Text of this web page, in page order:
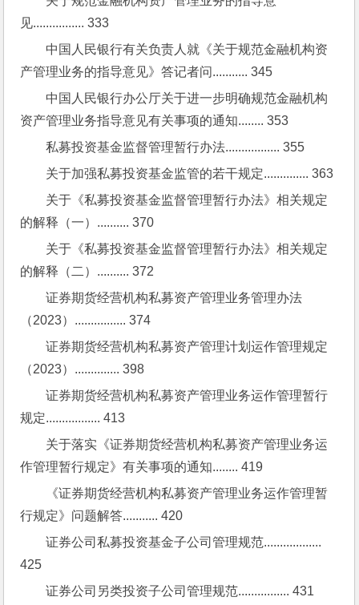
见................ 333
中国人民银行有关负责人就《关于规范金融机构资
产管理业务的指导意见》答记者问........... 345
中国人民银行办公厅关于进一步明确规范金融机构
资产管理业务指导意见有关事项的通知........ 353
私募投资基金监督管理暂行办法................. 355
关于加强私募投资基金监管的若干规定.............. 363
关于《私募投资基金监督管理暂行办法》相关规定
的解释（一）.......... 370
关于《私募投资基金监督管理暂行办法》相关规定
的解释（二）.......... 372
证券期货经营机构私募资产管理业务管理办法
（2023）................ 374
证券期货经营机构私募资产管理计划运作管理规定
（2023）.............. 398
证券期货经营机构私募资产管理业务运作管理暂行
规定................. 413
关于落实《证券期货经营机构私募资产管理业务运
作管理暂行规定》有关事项的通知........ 419
《证券期货经营机构私募资产管理业务运作管理暂
行规定》问题解答........... 420
证券公司私募投资基金子公司管理规范..................
425
证券公司另类投资子公司管理规范................ 431